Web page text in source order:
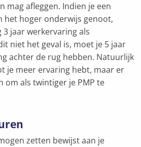
mag afleggen. Indien je een
het hoger onderwijs genoot,
jaar werkervaring als
niet het geval is, moet je 5 jaar
achter de rug hebben. Natuurlijk
je meer ervaring hebt, maar er
om als twintiger je PMP te
zetten bewijst aan je